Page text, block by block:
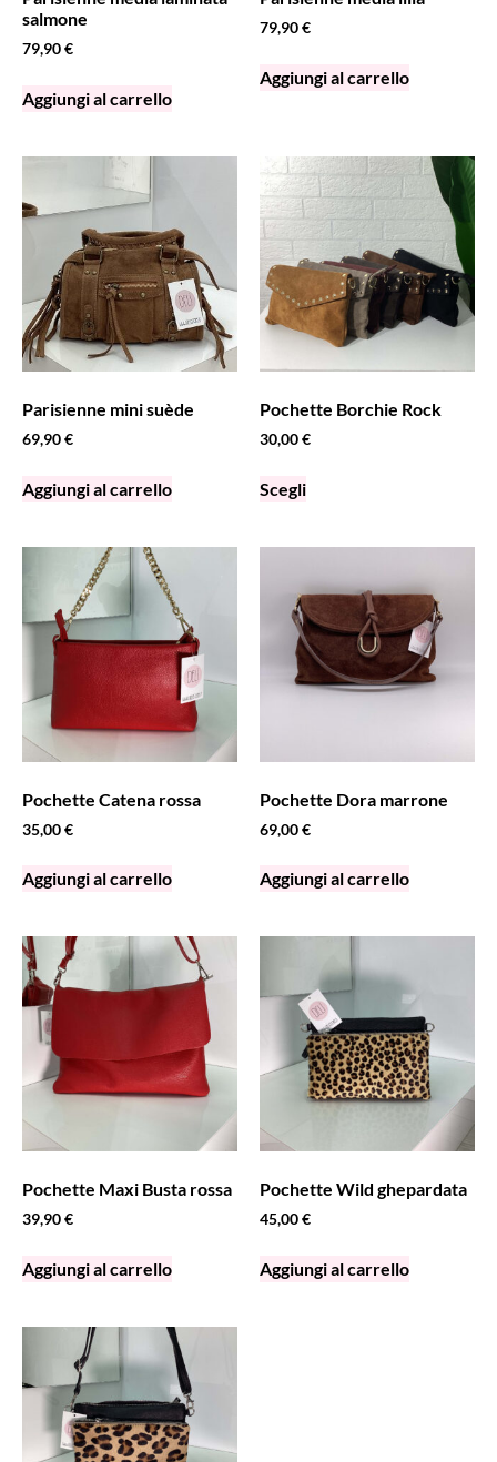
salmone
79,90€
Aggiungi al carrello
79,90€
Aggiungi al carrello
Parisienne mini suède
69,90€
Aggiungi al carrello
Pochette Borchie Rock
30,00€
Scegli
Pochette Catena rossa
35,00€
Aggiungi al carrello
Pochette Dora marrone
69,00€
Aggiungi al carrello
Pochette Maxi Busta rossa
39,90€
Aggiungi al carrello
Pochette Wild ghepardata
45,00€
Aggiungi al carrello